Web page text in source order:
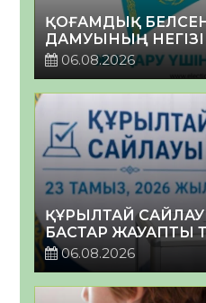
ҚОҒАМДЫҚ
ДАМУЫНЫҢ НЕГІЗІ
06.08.2026
ҚҰРЫЛТАЙ
БАСТАР ЖАУАПТЫ
06.08.2026